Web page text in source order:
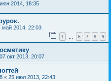
2014, 18:35
май 2014, 22:03
1 6 7 8 9
07 окт 2013, 20:07
« 25 июл 2013, 22:43